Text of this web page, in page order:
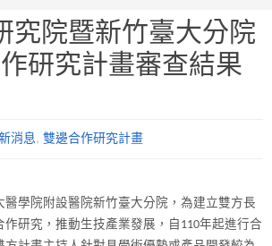
究院暨新竹臺大分院
研究計畫審查結果
消息, 雙邊合作研究計畫
醫學院附設醫院新竹臺大分院，為建立雙方長
研究，推動生技產業發展，自110年起進行合